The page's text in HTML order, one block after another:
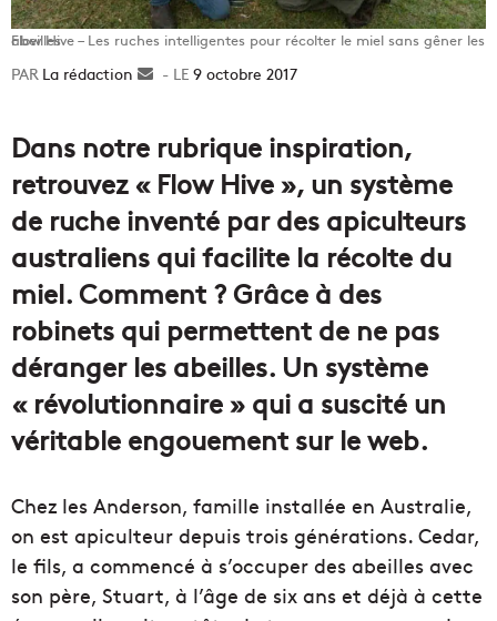
Flow Hive – Les ruches intelligentes pour récolter le miel sans gêner les abeilles
La rédaction
Envoyer9 octobre 2017
Dans notre rubrique inspiration,
retrouvez « Flow Hive », un système
de ruche inventé par des apiculteurs
australiens qui facilite la récolte du
miel. Comment ? Grâce à des
robinets qui permettent de ne pas
déranger les abeilles. Un système
« révolutionnaire » qui a suscité un
véritable engouement sur le web.
Chez les Anderson, famille installée en Australie,
on est apiculteur depuis trois générations. Cedar,
le fils, a commencé à s’occuper des abeilles avec
son père, Stuart, à l’âge de six ans et déjà à cette